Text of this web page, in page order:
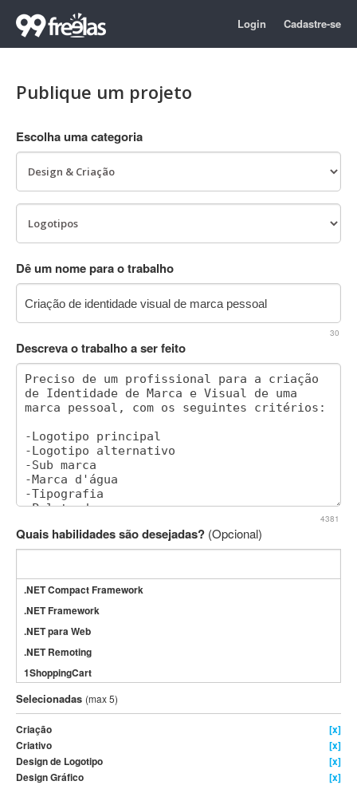
Login Cadastre-se
Publique um projeto
Escolha uma categoria
Dê um nome para o trabalho
30
Descreva o trabalho a ser feito
4381
Quais habilidades são desejadas? (Opcional)
.NET Compact Framework
.NET Framework
.NET para Web
.NET Remoting
1ShoppingCart
3DS Max
3GSM
4D Dimension
802.11
A&P
Selecionadas (max 5)
Criação
[x]
Criativo
[x]
Design de Logotipo
[x]
Design Gráfico
[x]